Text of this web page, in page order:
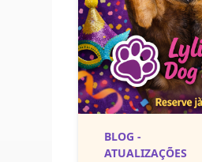
BLOG -
ATUALIZAÇÕES